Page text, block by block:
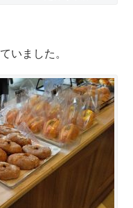
いました。